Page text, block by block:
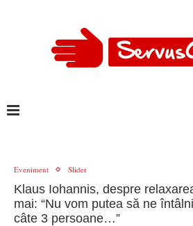
Eveniment Slider
Klaus Iohannis, despre
mai: “Nu vom putea să ne
câte 3 persoane…”